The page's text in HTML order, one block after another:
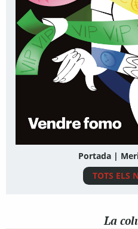
Portada |
TOTS ELS
La